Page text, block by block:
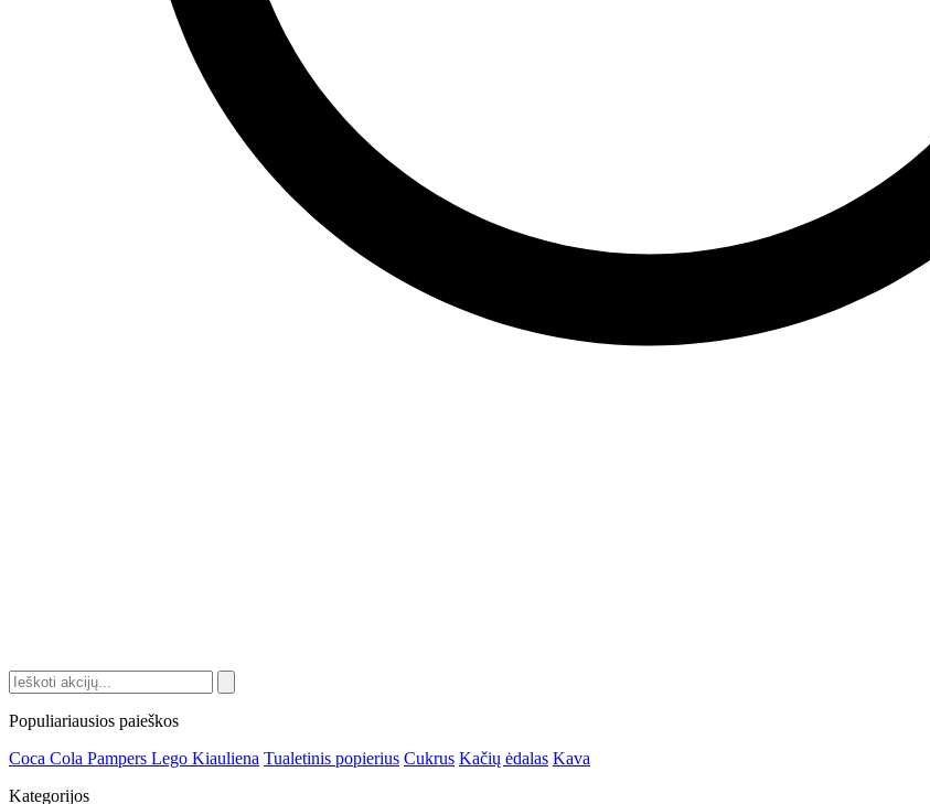
Populiariausios paieškos
Coca Cola Pampers Lego Kiauliena Tualetinis popierius Cukrus Kačių ėdalas Kava
Kategorijos